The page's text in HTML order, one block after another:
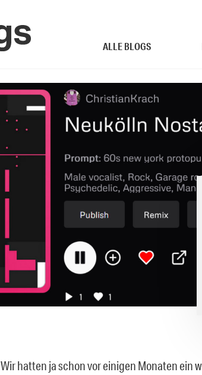
ALLE BLOGS
Wir hatten ja schon vor einigen Monaten ein